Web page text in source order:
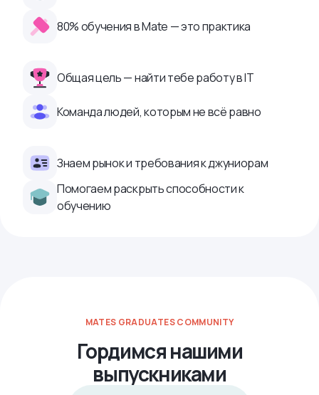
80% обучения в Mate — это практика
Общая цель — найти тебе работу в IТ
Команда людей, которым не всё равно
Знаем рынок и требования к джуниорам
Помогаем раскрыть способности к
обучению
MATES GRADUATES COMMUNITY
Гордимся нашими
выпускниками